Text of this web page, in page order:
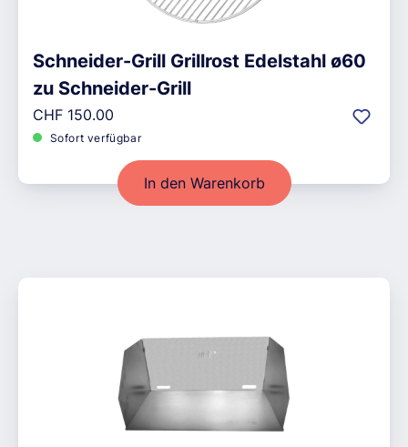
Schneider-Grill Grillrost Edelstahl ø60
zu Schneider-Grill
Regulärer Preis:
CHF 150.00
Sofort verfügbar
In den Warenkorb